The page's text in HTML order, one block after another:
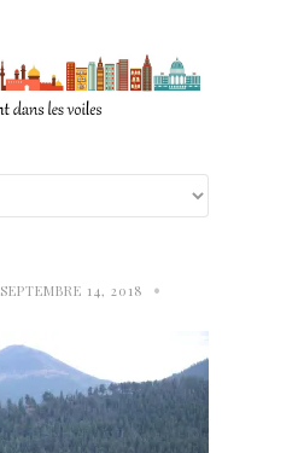
SEPTEMBRE 14, 2018 •